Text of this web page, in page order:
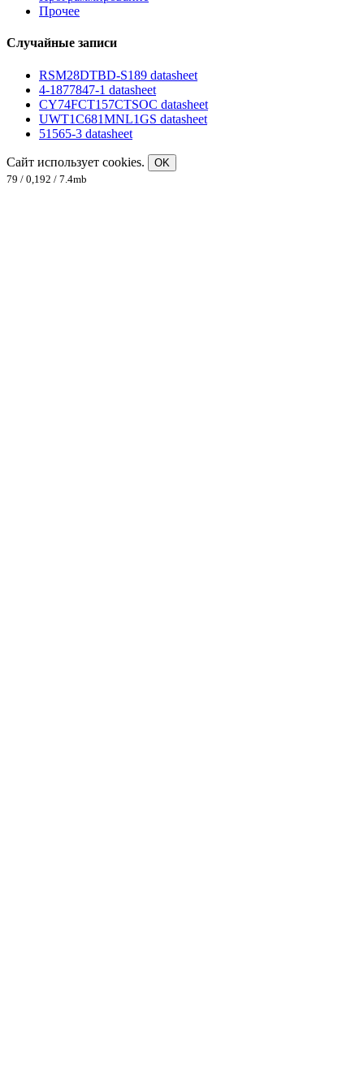
Прочее
Случайные записи
RSM28DTBD-S189 datasheet
4-1877847-1 datasheet
CY74FCT157CTSOC datasheet
UWT1C681MNL1GS datasheet
51565-3 datasheet
Сайт использует cookies.
OK
79 / 0,192 / 7.4mb